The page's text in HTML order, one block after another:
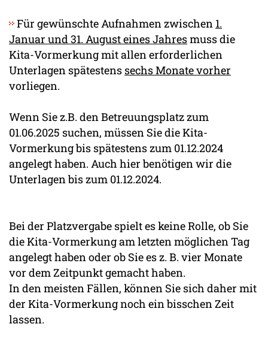
Für gewünschte Aufnahmen zwischen 1.
Januar und 31. August eines Jahresmuss die
Kita-Vormerkung mit allen erforderlichen
Unterlagen spätestens sechs Monate vorher
vorliegen.
Wenn Sie z.B. den Betreuungsplatz zum
01.06.2025 suchen, müssen Sie die Kita-
Vormerkung bis spätestens zum 01.12.2024
angelegt haben. Auch hier benötigen wir die
Unterlagen bis zum 01.12.2024.
Bei der Platzvergabe spielt es keine Rolle, ob Sie
die Kita-Vormerkung am letzten möglichen Tag
angelegt haben oder ob Sie es z. B. vier Monate
vor dem Zeitpunkt gemacht haben.
In den meisten Fällen, können Sie sich daher mit
der Kita-Vormerkung noch ein bisschen Zeit
lassen.